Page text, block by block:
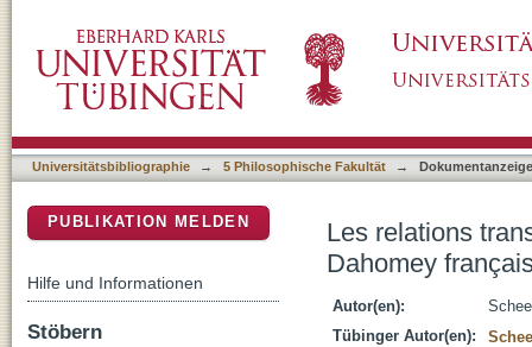
l’impérialisme européen
Universitätsbibliographie → 5 Philosophische Fakultät → Dokumentanzeige
Les relations
Dahomey
Autor(en):
Tübinger Autor(en):
PUBLIKATION MELDEN
Hilfe und Informationen
Stöbern